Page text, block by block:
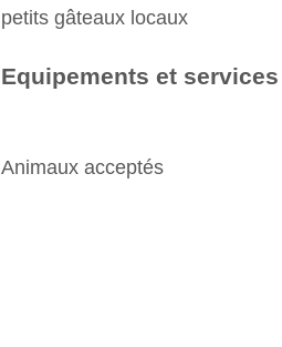
petits gâteaux locaux
Equipements et services
Animaux acceptés